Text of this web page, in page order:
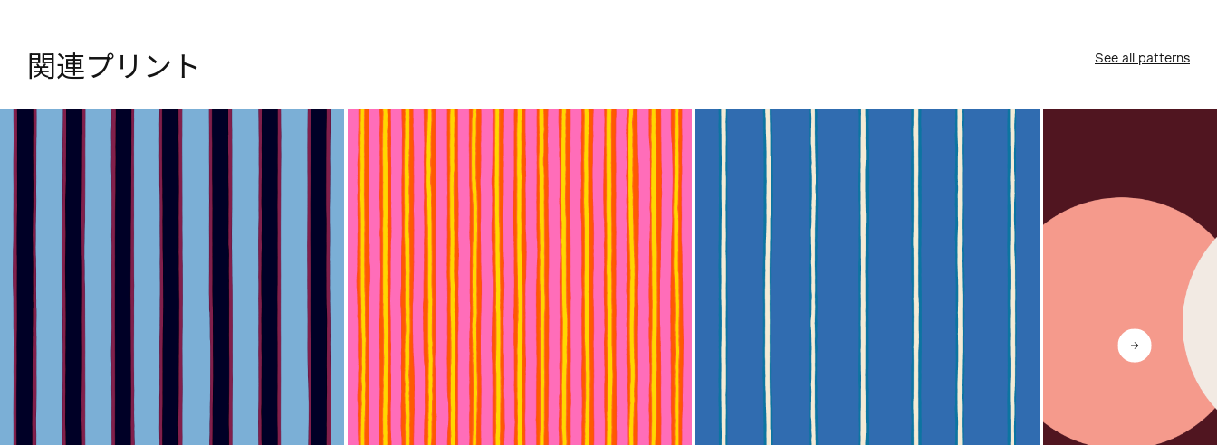
関連プリント See all patterns